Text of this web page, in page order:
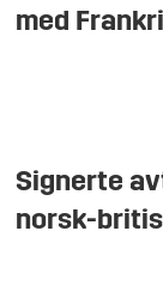
med
Signerte
norsk-